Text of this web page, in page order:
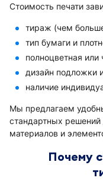
Стоимость печати
тираж (чем
тип бумаги и
полноцветная или
дизайн подложки
наличие
Мы предлагаем
стандартных
материалов и
Почему